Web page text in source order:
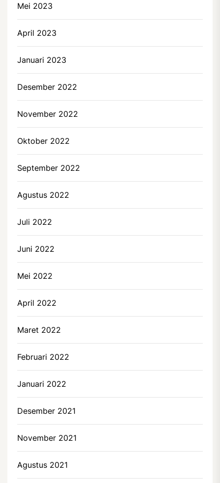
Mei 2023
April 2023
Januari 2023
Desember 2022
November 2022
Oktober 2022
September 2022
Agustus 2022
Juli 2022
Juni 2022
Mei 2022
April 2022
Maret 2022
Februari 2022
Januari 2022
Desember 2021
November 2021
Agustus 2021